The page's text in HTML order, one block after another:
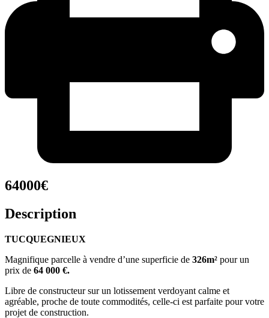
64000€
Description
TUCQUEGNIEUX
Magnifique parcelle à vendre d’une superficie de 326m² pour un
prix de 64 000 €.
Libre de constructeur sur un lotissement verdoyant calme et
agréable, proche de toute commodités, celle-ci est parfaite pour votre
projet de construction.